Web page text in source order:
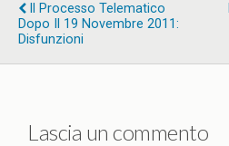
Il Processo Telematico
Dopo Il 19 Novembre 2011:
Disfunzioni
Lascia un commento